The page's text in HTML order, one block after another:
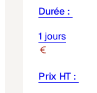
Durée :
1 jours
Prix HT :